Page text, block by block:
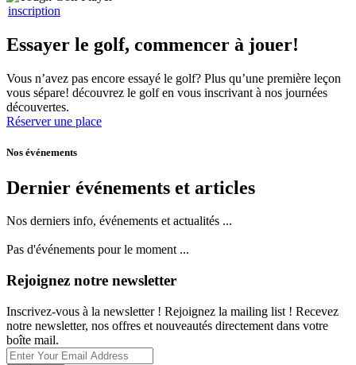
inscription
Essayer le golf, commencer à jouer!
Vous n’avez pas encore essayé le golf? Plus qu’une première leçon
vous sépare! découvrez le golf en vous inscrivant à nos journées
découvertes.
Réserver une place
Nos événements
Dernier événements et articles
Nos derniers info, événements et actualités ...
Pas d'événements pour le moment ...
Rejoignez notre newsletter
Inscrivez-vous à la newsletter ! Rejoignez la mailing list ! Recevez
notre newsletter, nos offres et nouveautés directement dans votre
boîte mail.